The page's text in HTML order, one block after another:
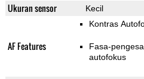
Ukuran sensor Kecil
AF Features
Kontras
Fasa-
autofokus